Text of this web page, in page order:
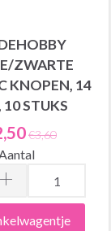
ZWARTE
KNOPEN, 14
STUKS
€3,60